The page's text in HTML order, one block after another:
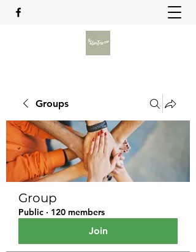
Groups
Group
Public · 120 members
Join